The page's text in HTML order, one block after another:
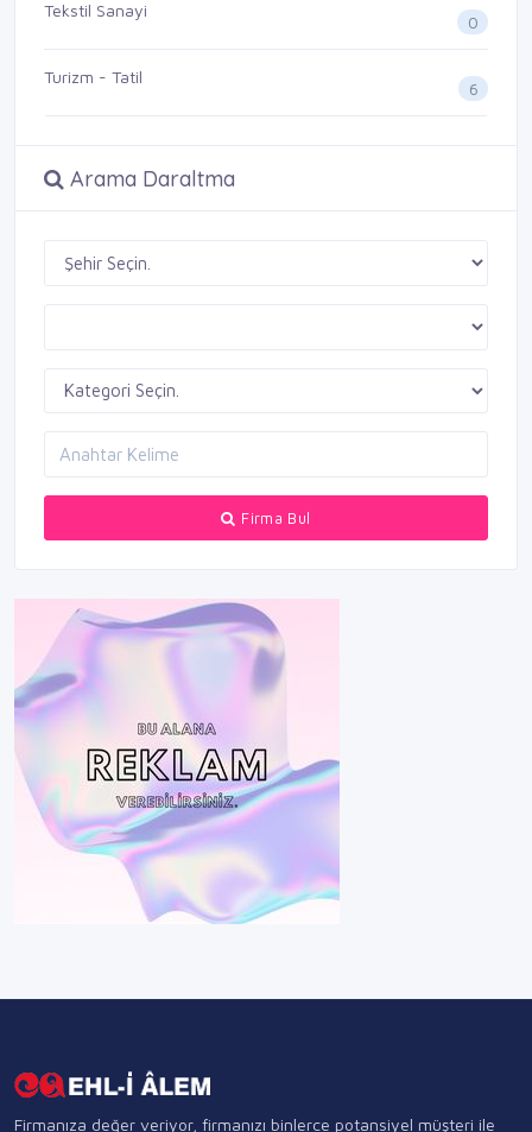
Tekstil Sanayi
0
Turizm - Tatil
6
Arama Daraltma
Firma Bul
Firmanıza değer veriyor, firmanızı binlerce potansiyel müşteri ile